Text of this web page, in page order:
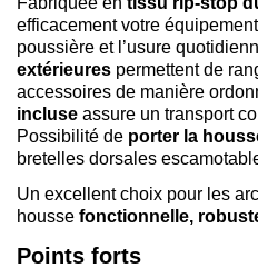
efficacement votre
poussière et l’usure
extérieures permettent de
accessoires de manière
incluse assure un transport
Possibilité de porter la
bretelles dorsales
Un excellent choix pour les
housse fonctionnelle,
Points forts